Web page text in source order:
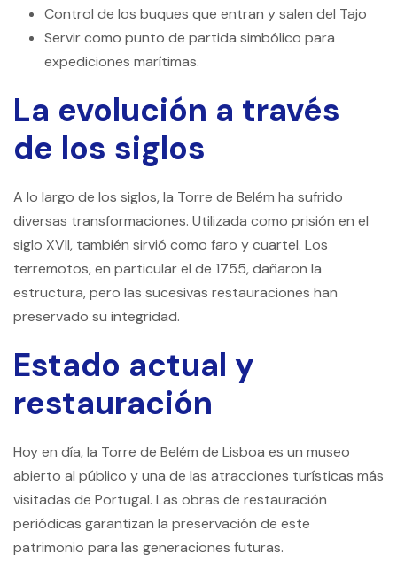
Control de los buques que entran y salen del Tajo
Servir como punto de partida simbólico para
expediciones marítimas.
La evolución a través
de los siglos
A lo largo de los siglos, la Torre de Belém ha sufrido
diversas transformaciones. Utilizada como prisión en el
siglo XVII, también sirvió como faro y cuartel. Los
terremotos, en particular el de 1755, dañaron la
estructura, pero las sucesivas restauraciones han
preservado su integridad.
Estado actual y
restauración
Hoy en día, la Torre de Belém de Lisboa es un museo
abierto al público y una de las atracciones turísticas más
visitadas de Portugal. Las obras de restauración
periódicas garantizan la preservación de este
patrimonio para las generaciones futuras.